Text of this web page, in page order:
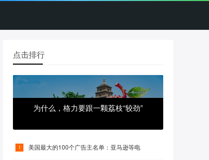
点击排行
为什么，格力要跟一颗荔枝“较劲”
美国最大的100个广告主名单：亚马逊等电